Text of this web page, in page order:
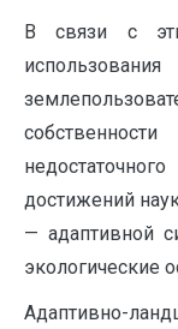
В связи с
достижений
— адаптивной
экологические
Адаптивно-